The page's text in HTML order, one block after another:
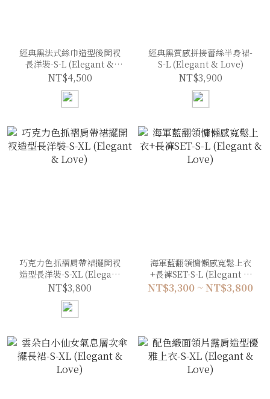
經典黑法式絲巾造型後開衩
長洋裝-S-L (Elegant &
Love)
NT$4,500
經典黑質感拼接蕾絲半身裙-
S-L (Elegant & Love)
NT$3,900
巧克力色抓褶肩帶裙擺開衩
造型長洋裝-S-XL (Elegant
& Love)
NT$3,800
海軍藍翻領慵懶感寬鬆上衣
+長褲SET-S-L (Elegant &
Love)
NT$3,300 ~ NT$3,800